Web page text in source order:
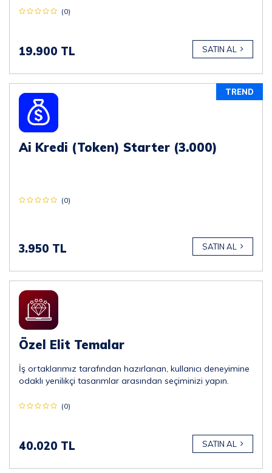
(0)
19.900 TL SATIN AL
Ai Kredi (Token) Starter (3.000)
(0)
3.950 TL SATIN AL
TREND
Özel Elit Temalar
İş ortaklarımız tarafından hazırlanan, kullanıcı deneyimine
odaklı yenilikçi tasarımlar arasından seçiminizi yapın.
(0)
40.020 TL SATIN AL